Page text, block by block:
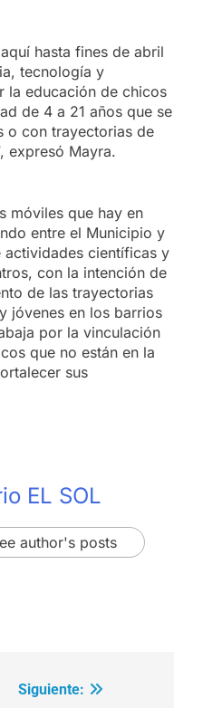
hasta fines de abril
tecnología y
la educación de chicos
de 4 a 21 años que se
o con trayectorias de
expresó Mayra.
móviles que hay en
entre el Municipio y
científicas y
con la intención de
de las trayectorias
jóvenes en los barrios
por la vinculación
que no están en la
sus
EL SOL
author's posts
Siguiente: